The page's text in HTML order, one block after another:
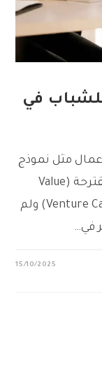
في
مثل نموذج
العمل (Business Model) أو القيمة المقترحة (Value
Proposition) أو التمويل الجريء (Venture Capital) ولم
في…
15/10/2025